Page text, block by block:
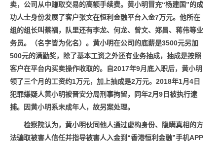
卖，公司从中赚取交易的高额手续费。黄小明冒充“杨建国”的成
功人士身份发展了客户张文在恒利金融平台入金7万元。他所在
组的组长叫蔡福，队里还有李龙、何龙、曾文、郑昌、蒋伟等业
务员。（名字皆为化名）。黄小明在公司的底薪是3500元另加
500元的满勤奖，除了基本工资之外还有业务抽成，抽成是按照
客户在平台内买卖操作收取的。自2017年9月底入职后，黄小明
领了三个月的工资约1万元，加上抽成是2万元。2018年1月4日
犯罪嫌疑人黄小明被晋安分局刑事拘留，同年2月9日被执行逮
捕。因黄小明系未成年人，故另案处理。
检察院认为， 黄小明伙同他人通过虚构身份、隐瞒真相的方
法骗取被害人信任并指导被害人入金到“香港恒利金融”手机APP